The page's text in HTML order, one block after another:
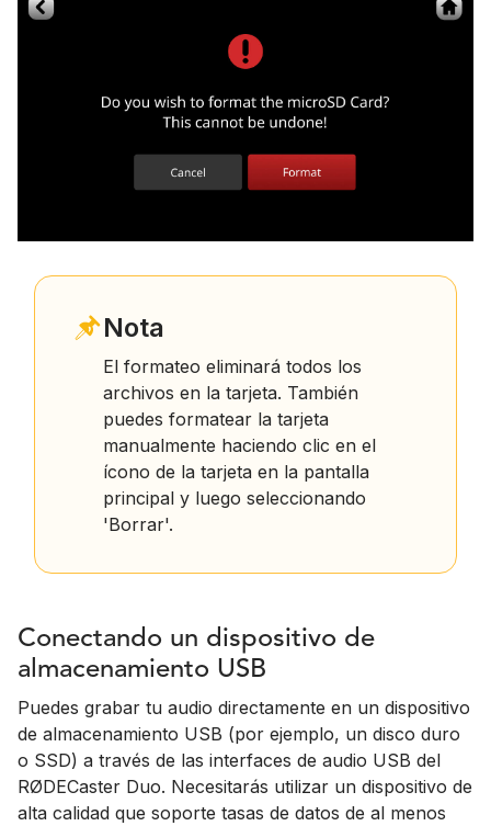
Nota
El formateo eliminará todos los
archivos en la tarjeta. También
puedes formatear la tarjeta
manualmente haciendo clic en el
ícono de la tarjeta en la pantalla
principal y luego seleccionando
'Borrar'.
Conectando un dispositivo de
almacenamiento USB
Puedes grabar tu audio directamente en un dispositivo
de almacenamiento USB (por ejemplo, un disco duro
o SSD) a través de las interfaces de audio USB del
RØDECaster Duo. Necesitarás utilizar un dispositivo de
alta calidad que soporte tasas de datos de al menos